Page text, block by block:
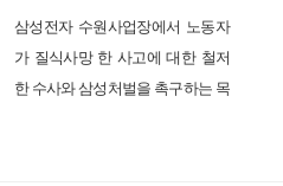
삼성전자 수원사업장에서 노동자
가 질식사망 한 사고에 대한 철저
한 수사와 삼성처벌을 촉구하는 목